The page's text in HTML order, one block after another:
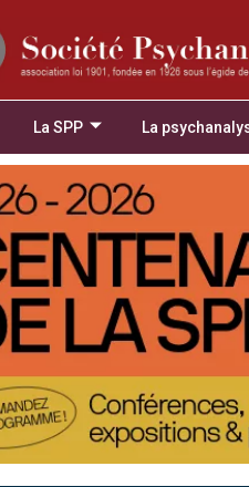
La SPP La